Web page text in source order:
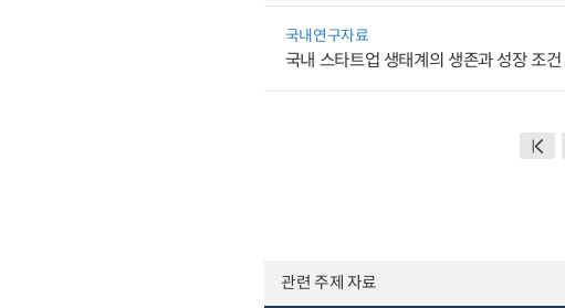
국내연구자료
국내 스타트업 생태계의 생존과 성장 조건
관련 주제 자료